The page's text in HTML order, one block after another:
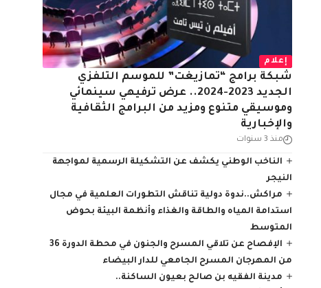
إعلام
شبكة برامج “تمازيغت” للموسم التلفزي
الجديد 2023-2024.. عرض ترفيهي سينمائي
وموسيقي متنوع ومزيد من البرامج الثقافية
والإخبارية
منذ 3 سنوات
الناخب الوطني يكشف عن التشكيلة الرسمية لمواجهة
النيجر
مراكش..ندوة دولية تناقش التطورات العلمية في مجال
استدامة المياه والطاقة والغذاء وأنظمة البيئة بحوض
المتوسط
الإفصاح عن تلاقي المسرح والجنون في محطة الدورة 36
من المهرجان المسرح الجامعي للدار البيضاء
مدينة الفقيه بن صالح بعيون الساكنة..